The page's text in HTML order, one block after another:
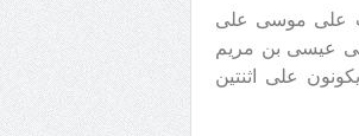
على موسى على
عيسى بن مريم
على اثنتين